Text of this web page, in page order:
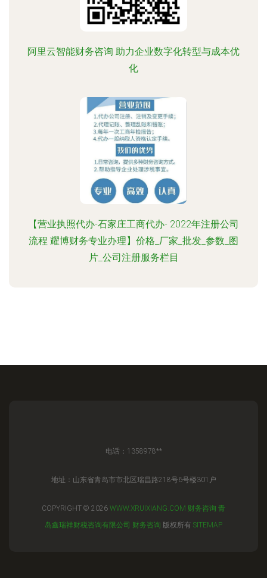
阿里云智能财务咨询 助力企业数字化转型与成本优
化
【营业执照代办-石家庄工商代办- 2022年注册公司
流程 耀博财务专业办理】价格_厂家_批发_参数_图
片_公司注册服务栏目
电话：1358978**
地址：山东省青岛市市北区瑞昌路218号6号楼301户
COPYRIGHT © 2026 WWW.XRUIXIANG.COM 财务咨询 青
岛鑫瑞祥财税咨询有限公司 财务咨询 版权所有 SITEMAP